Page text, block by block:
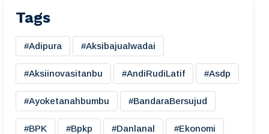
Tags
#adipura #aksibajualwadai
#aksiinovasitanbu #AndiRudiLatif #asdp
#ayoketanahbumbu #BandaraBersujud
#BPK #bpkp #danlanal #ekonomi